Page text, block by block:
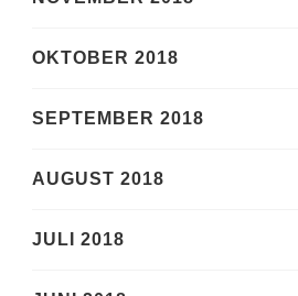
OKTOBER 2018
SEPTEMBER 2018
AUGUST 2018
JULI 2018